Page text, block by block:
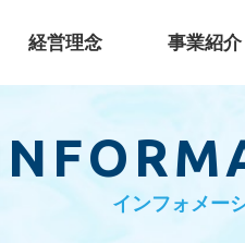
経営理念 事業紹介
インフォメー